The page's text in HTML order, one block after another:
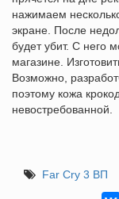
нажимаем
экране. После
будет убит. С него
магазине.
Возможно,
поэтому кожа
невостребованной.
Far Cry 3 ВП